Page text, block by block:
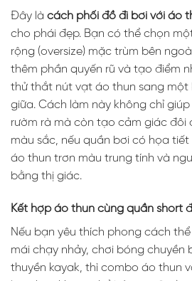
Đây là cách phối đồ đi bơi với áo
cho phái đẹp. Bạn có thể chọn
rộng (oversize) mặc trùm bên
thêm phần quyến rũ và tạo điểm
thử thắt nút vạt áo thun sang một
giữa. Cách làm này không chỉ
rườm rà mà còn tạo cảm giác đôi
màu sắc, nếu quần bơi có họa
áo thun trơn màu trung tính và
bằng thị giác.
Kết hợp áo thun cùng quần short
Nếu bạn yêu thích phong cách
mái chạy nhảy, chơi bóng chuyền
thuyền kayak, thì combo áo thun